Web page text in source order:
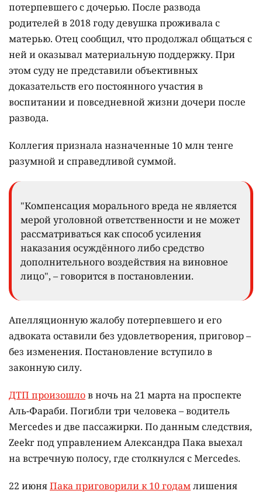
потерпевшего с дочерью. После развода
родителей в 2018 году девушка проживала с
матерью. Отец сообщил, что продолжал общаться с
ней и оказывал материальную поддержку. При
этом суду не представили объективных
доказательств его постоянного участия в
воспитании и повседневной жизни дочери после
развода.
Коллегия признала назначенные 10 млн тенге
разумной и справедливой суммой.
"Компенсация морального вреда не является
мерой уголовной ответственности и не может
рассматриваться как способ усиления
наказания осуждённого либо средство
дополнительного воздействия на виновное
лицо", – говорится в постановлении.
Апелляционную жалобу потерпевшего и его
адвоката оставили без удовлетворения, приговор –
без изменения. Постановление вступило в
законную силу.
ДТП произошлов ночь на 21 марта на проспекте
Аль-Фараби. Погибли три человека – водитель
Mercedes и две пассажирки. По данным следствия,
Zeekr под управлением Александра Пака выехал
на встречную полосу, где столкнулся с Mercedes.
22 июняПака приговорили к 10 годамлишения